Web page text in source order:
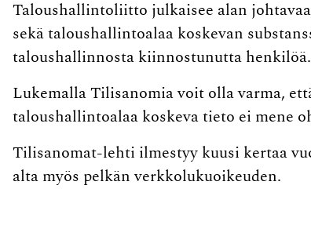
Taloushallintoliitto julkaisee alan
sekä taloushallintoalaa koskevan
taloushallinnosta kiinnostunutta
Lukemalla Tilisanomia voit olla varma,
taloushallintoalaa koskeva tieto ei mene
Tilisanomat-lehti ilmestyy kuusi kertaa
alta myös pelkän verkkolukuoikeuden.